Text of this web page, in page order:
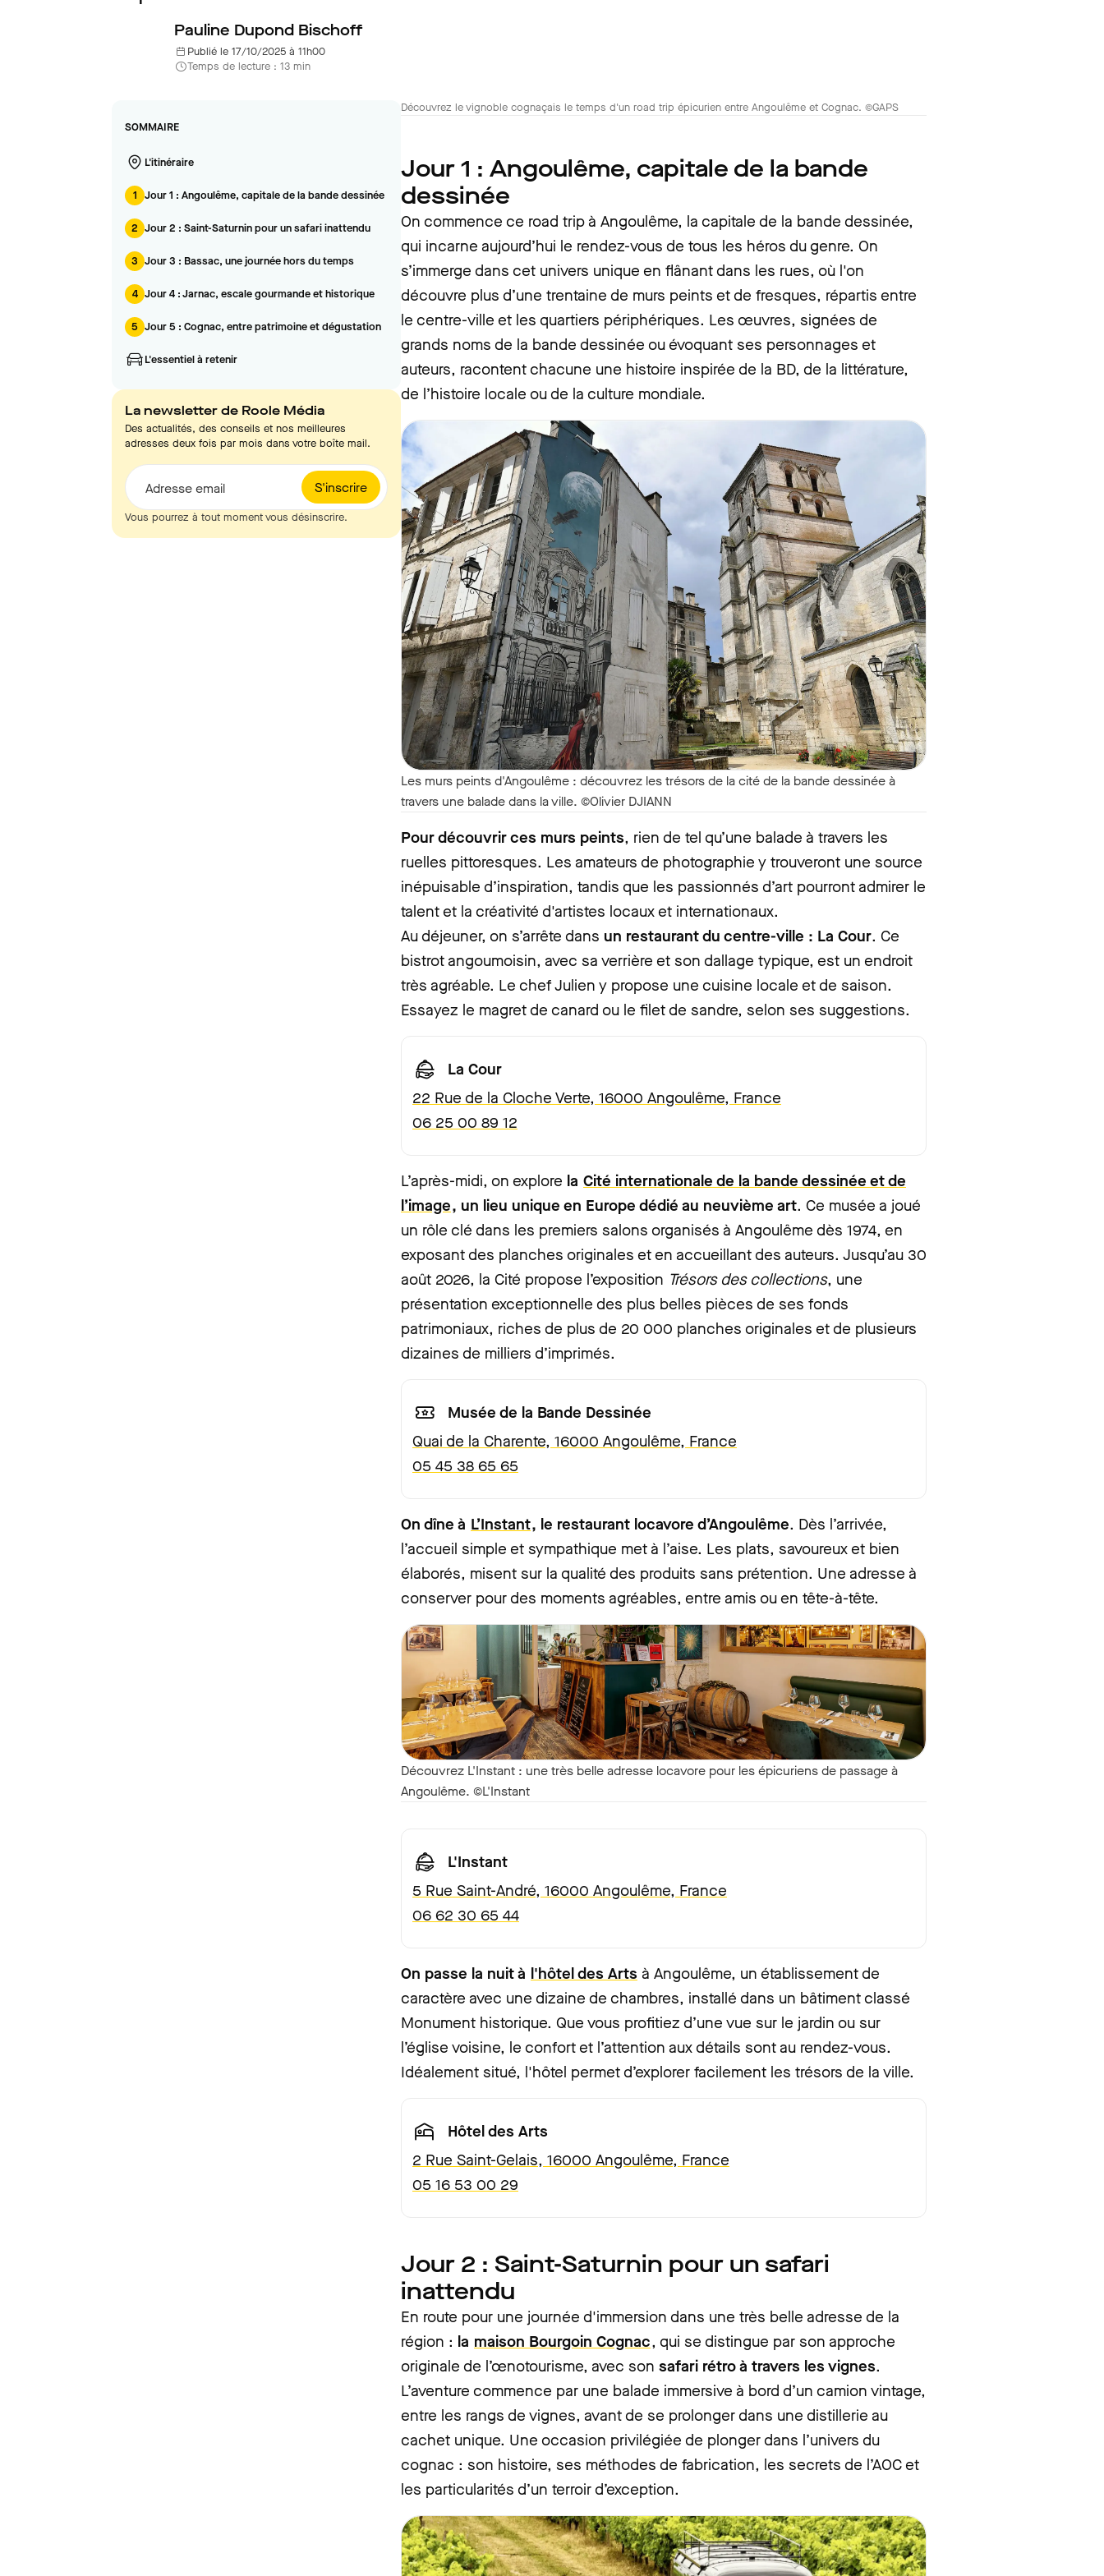
Pauline Dupond Bischoff
Publié le 17/10/2025 à 11h00
Temps de lecture : 13 min
SOMMAIRE
L'itinéraire
1 Jour 1 : Angoulême, capitale de la bande dessinée
2 Jour 2 : Saint-Saturnin pour un safari inattendu
3 Jour 3 : Bassac, une journée hors du temps
4 Jour 4 : Jarnac, escale gourmande et historique
5 Jour 5 : Cognac, entre patrimoine et dégustation
L'essentiel à retenir
La newsletter de Roole Média
Des actualités, des conseils et nos meilleures
adresses deux fois par mois dans votre boîte mail.
S'inscrire
Adresse email
Vous pourrez à tout moment vous désinscrire.
Découvrez le vignoble cognaçais le temps d'un road trip épicurien entre Angoulême et Cognac. ©GAPS
Jour 1 : Angoulême, capitale de la bande
dessinée
On commence ce road trip à Angoulême, la capitale de la bande dessinée,
qui incarne aujourd’hui le rendez-vous de tous les héros du genre. On
s’immerge dans cet univers unique en flânant dans les rues, où l'on
découvre plus d’une trentaine de murs peints et de fresques, répartis entre
le centre-ville et les quartiers périphériques. Les œuvres, signées de
grands noms de la bande dessinée ou évoquant ses personnages et
auteurs, racontent chacune une histoire inspirée de la BD, de la littérature,
de l’histoire locale ou de la culture mondiale.
Les murs peints d'Angoulême : découvrez les trésors de la cité de la bande dessinée à
travers une balade dans la ville. ©Olivier DJIANN
Pour découvrir ces murs peints, rien de tel qu’une balade à travers les
ruelles pittoresques. Les amateurs de photographie y trouveront une source
inépuisable d’inspiration, tandis que les passionnés d’art pourront admirer le
talent et la créativité d'artistes locaux et internationaux.
Au déjeuner, on s’arrête dans un restaurant du centre-ville : La Cour. Ce
bistrot angoumoisin, avec sa verrière et son dallage typique, est un endroit
très agréable. Le chef Julien y propose une cuisine locale et de saison.
Essayez le magret de canard ou le filet de sandre, selon ses suggestions.
La Cour
22 Rue de la Cloche Verte, 16000 Angoulême, France
06 25 00 89 12
L’après-midi, on explore la Cité internationale de la bande dessinée et de
l’image, un lieu unique en Europe dédié au neuvième art. Ce musée a joué
un rôle clé dans les premiers salons organisés à Angoulême dès 1974, en
exposant des planches originales et en accueillant des auteurs. Jusqu’au 30
août 2026, la Cité propose l’exposition Trésors des collections, une
présentation exceptionnelle des plus belles pièces de ses fonds
patrimoniaux, riches de plus de 20 000 planches originales et de plusieurs
dizaines de milliers d’imprimés.
Musée de la Bande Dessinée
Quai de la Charente, 16000 Angoulême, France
05 45 38 65 65
On dîne à L’Instant, le restaurant locavore d’Angoulême. Dès l’arrivée,
l’accueil simple et sympathique met à l’aise. Les plats, savoureux et bien
élaborés, misent sur la qualité des produits sans prétention. Une adresse à
conserver pour des moments agréables, entre amis ou en tête-à-tête.
Découvrez L'Instant : une très belle adresse locavore pour les épicuriens de passage à
Angoulême. ©L'Instant
L'Instant
5 Rue Saint-André, 16000 Angoulême, France
06 62 30 65 44
On passe la nuit à l'hôtel des Arts à Angoulême, un établissement de
caractère avec une dizaine de chambres, installé dans un bâtiment classé
Monument historique. Que vous profitiez d’une vue sur le jardin ou sur
l’église voisine, le confort et l’attention aux détails sont au rendez-vous.
Idéalement situé, l'hôtel permet d’explorer facilement les trésors de la ville.
Hôtel des Arts
2 Rue Saint-Gelais, 16000 Angoulême, France
05 16 53 00 29
Jour 2 : Saint-Saturnin pour un safari
inattendu
En route pour une journée d'immersion dans une très belle adresse de la
région : la maison Bourgoin Cognac, qui se distingue par son approche
originale de l’œnotourisme, avec son safari rétro à travers les vignes.
L’aventure commence par une balade immersive à bord d’un camion vintage,
entre les rangs de vignes, avant de se prolonger dans une distillerie au
cachet unique. Une occasion privilégiée de plonger dans l’univers du
cognac : son histoire, ses méthodes de fabrication, les secrets de l’AOC et
les particularités d’un terroir d’exception.